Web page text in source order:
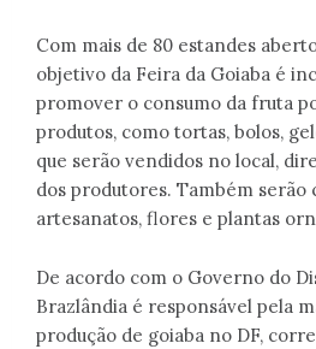
Com mais de 80 estandes
objetivo da Feira da Goiaba é
promover o consumo da fruta
produtos, como tortas, bolos,
que serão vendidos no local,
dos produtores. Também serão
artesanatos, flores e plantas
De acordo com o Governo do
Brazlândia é responsável pela
produção de goiaba no DF,